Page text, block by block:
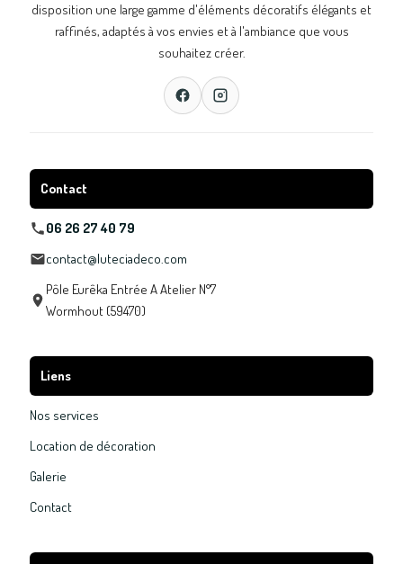
disposition une large gamme d'éléments décoratifs élégants et
raffinés, adaptés à vos envies et à l'ambiance que vous
souhaitez créer.
Contact
06 26 27 40 79
contact@luteciadeco.com
Pôle Eurêka Entrée A Atelier N°7
Wormhout (59470)
Liens
Nos services
Location de décoration
Galerie
Contact